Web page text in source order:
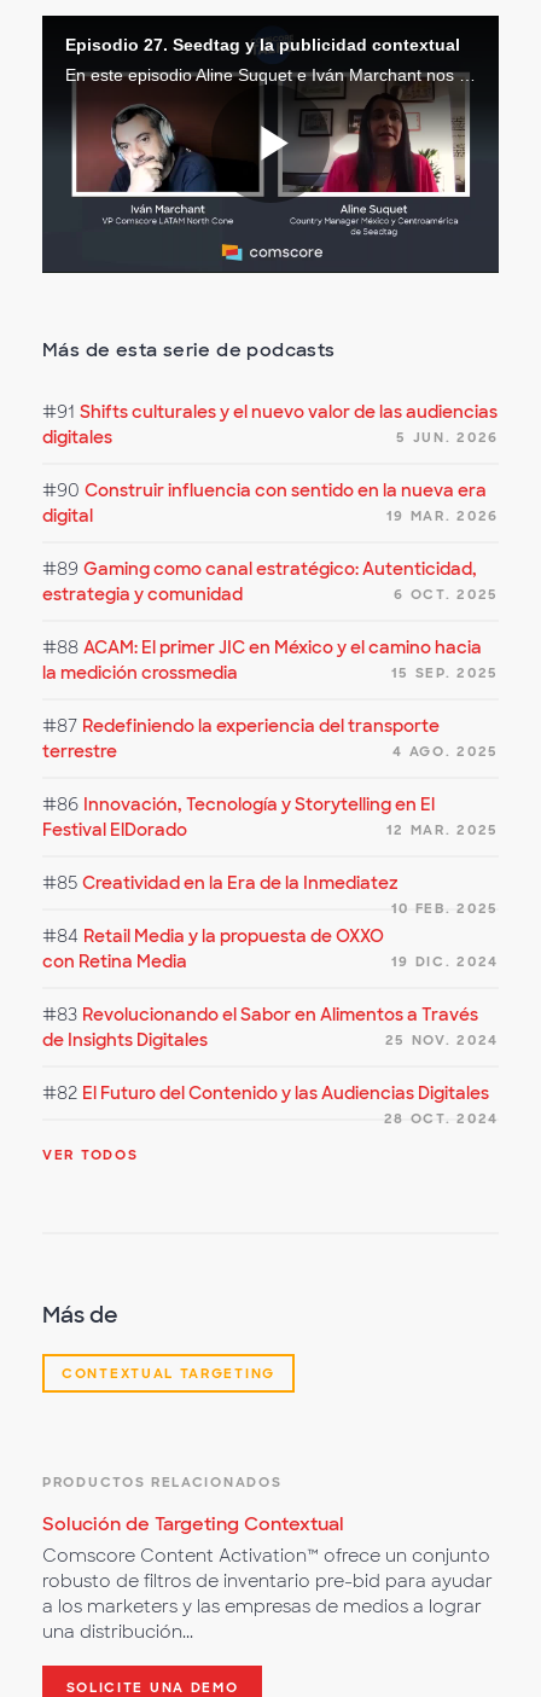
Episodio 27. Seedtag y la publicidad contextual
En este episodio Aline Suquet e Iván Marchant nos explican qué es la publicidad contextual y cómo funciona este tipo de inteligencia artificial.
Vídeo
Más de esta serie de podcasts
#91 Shifts culturales y el nuevo valor de las audiencias
digitales
5 JUN. 2026
#90 Construir influencia con sentido en la nueva era
digital
19 MAR. 2026
#89 Gaming como canal estratégico: Autenticidad,
estrategia y comunidad
6 OCT. 2025
#88 ACAM: El primer JIC en México y el camino hacia
la medición crossmedia
15 SEP. 2025
#87 Redefiniendo la experiencia del transporte
terrestre
4 AGO. 2025
#86 Innovación, Tecnología y Storytelling en El
Festival ElDorado
12 MAR. 2025
#85 Creatividad en la Era de la Inmediatez
10 FEB. 2025
#84 Retail Media y la propuesta de OXXO
con Retina Media
19 DIC. 2024
#83 Revolucionando el Sabor en Alimentos a Través
de Insights Digitales
25 NOV. 2024
#82 El Futuro del Contenido y las Audiencias Digitales
28 OCT. 2024
VER TODOS
Más de
CONTEXTUAL TARGETING
PRODUCTOS RELACIONADOS
Solución de Targeting Contextual
Comscore Content Activation™ ofrece un conjunto
robusto de filtros de inventario pre-bid para ayudar
a los marketers y las empresas de medios a lograr
una distribución...
SOLICITE UNA DEMO